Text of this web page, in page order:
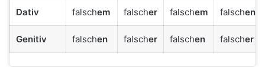
Dativ falschem falscher falschem falschen
Genitiv falschen falscher falschen falscher